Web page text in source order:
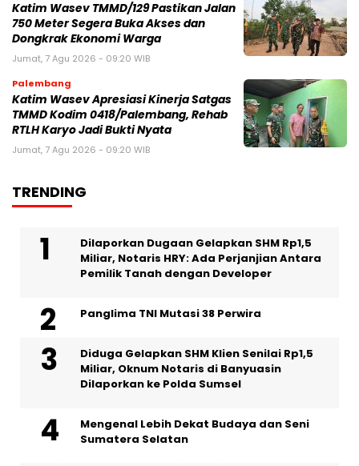
Katim Wasev TMMD/129 Pastikan Jalan
750 Meter Segera Buka Akses dan
Dongkrak Ekonomi Warga
Jumat, 7 Agu 2026 - 09:20 WIB
Palembang
Katim Wasev Apresiasi Kinerja Satgas
TMMD Kodim 0418/Palembang, Rehab
RTLH Karyo Jadi Bukti Nyata
Jumat, 7 Agu 2026 - 09:20 WIB
TRENDING
Dilaporkan Dugaan Gelapkan SHM Rp1,5
Miliar, Notaris HRY: Ada Perjanjian Antara
Pemilik Tanah dengan Developer
Panglima TNI Mutasi 38 Perwira
Diduga Gelapkan SHM Klien Senilai Rp1,5
Miliar, Oknum Notaris di Banyuasin
Dilaporkan ke Polda Sumsel ‎
Mengenal Lebih Dekat Budaya dan Seni
Sumatera Selatan